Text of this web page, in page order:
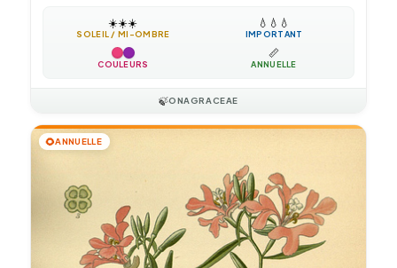
☀️☀️☀️
SOLEIL / MI-OMBRE
💧 💧 💧
IMPORTANT
COULEURS
📏
ANNUELLE
🍃ONAGRACEAE
🌻ANNUELLE